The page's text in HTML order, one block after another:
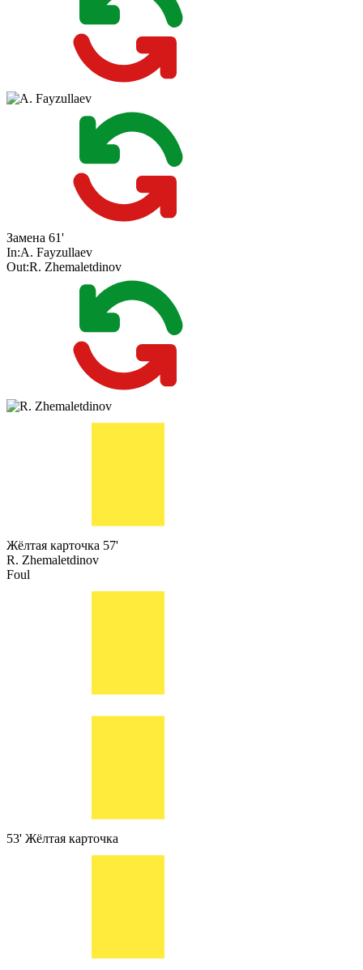
Замена 61'
In:A. Fayzullaev
Out:R. Zhemaletdinov
Жёлтая карточка 57'
R. Zhemaletdinov
Foul
53' Жёлтая карточка